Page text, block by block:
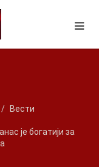
Вести
је богатији за